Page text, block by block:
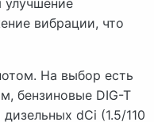
улучшение
вибрации, что
На выбор есть
бензиновые DIG-T
дизельных dCi (1.5/110